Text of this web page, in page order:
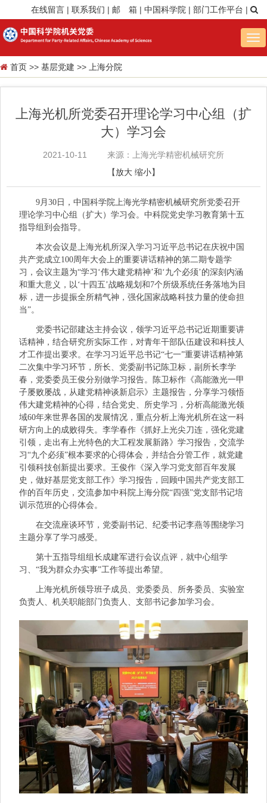
在线留言 | 联系我们 | 邮 箱 | 中国科学院 | 部门工作平台 |
首页 >> 基层党建 >> 上海分院
上海光机所党委召开理论学习中心组（扩
大）学习会
2021-10-11
来源：上海光学精密机械研究所
【放大 缩小】
9月30日，中国科学院上海光学精密机械研究所党委召开
理论学习中心组（扩大）学习会。中科院党史学习教育第十五
指导组到会指导。
本次会议是上海光机所深入学习习近平总书记在庆祝中国
共产党成立100周年大会上的重要讲话精神的第二期专题学
习，会议主题为“学习‘伟大建党精神’和‘九个必须’的深刻内涵
和重大意义，以‘十四五’战略规划和7个所级系统任务落地为目
标，进一步提振全所精气神，强化国家战略科技力量的使命担
当”。
党委书记邵建达主持会议，领学习近平总书记近期重要讲
话精神，结合研究所实际工作，对青年干部队伍建设和科技人
才工作提出要求。在学习习近平总书记“七一”重要讲话精神第
二次集中学习环节，所长、党委副书记陈卫标，副所长李学
春，党委委员王俊分别做学习报告。陈卫标作《高能激光一甲
子屡败屡战，从建党精神谈新启示》主题报告，分享学习领悟
伟大建党精神的心得，结合党史、所史学习，分析高能激光领
域60年来世界各国的发展情况，重点分析上海光机所在这一科
研方向上的成败得失。李学春作《抓好上光尖刀连，强化党建
引领，走出有上光特色的大工程发展新路》学习报告，交流学
习“九个必须”根本要求的心得体会，并结合分管工作，就党建
引领科技创新提出要求。王俊作《深入学习党支部百年发展
史，做好基层党支部工作》学习报告，回顾中国共产党支部工
作的百年历史，交流参加中科院上海分院“四强”党支部书记培
训示范班的心得体会。
在交流座谈环节，党委副书记、纪委书记李燕等围绕学习
主题分享了学习感受。
第十五指导组组长成建军进行会议点评，就中心组学
习、“我为群众办实事”工作等提出希望。
上海光机所领导班子成员、党委委员、所务委员、实验室
负责人、机关职能部门负责人、支部书记参加学习会。